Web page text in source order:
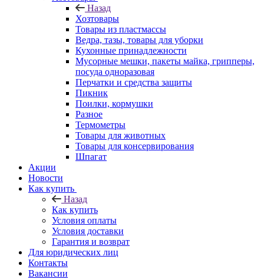
Назад
Хозтовары
Товары из пластмассы
Ведра, тазы, товары для уборки
Кухонные принадлежности
Мусорные мешки, пакеты майка, грипперы,
посуда одноразовая
Перчатки и средства защиты
Пикник
Поилки, кормушки
Разное
Термометры
Товары для животных
Товары для консервирования
Шпагат
Акции
Новости
Как купить
Назад
Как купить
Условия оплаты
Условия доставки
Гарантия и возврат
Для юридических лиц
Контакты
Вакансии